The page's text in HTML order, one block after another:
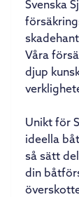
Svenska
Våra
djup
Unikt för
ideella
så sätt
din